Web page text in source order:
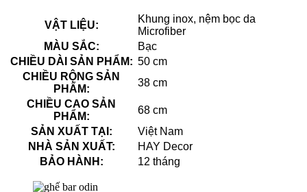
VẬT LIỆU:
Khung inox, nệm bọc da
Microfiber
MÀU SẮC:
Bạc
CHIỀU DÀI SẢN PHẨM: 50 cm
CHIỀU RỘNG SẢN
PHẨM:
38 cm
CHIỀU CAO SẢN
PHẨM:
68 cm
SẢN XUẤT TẠI:
Việt Nam
NHÀ SẢN XUẤT:
HAY Decor
BẢO HÀNH:
12 tháng